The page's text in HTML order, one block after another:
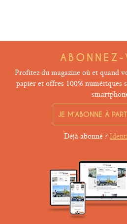
ABONNEZ-
Profitez du magazine où et quand
papier et offres 100% numériques
JE M’ABONNE À
Déjà abonné ?